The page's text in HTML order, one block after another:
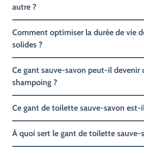
autre ?
Comment optimiser la durée de vie
solides ?
Ce gant sauve-savon peut-il devenir
shampoing ?
Ce gant de toilette sauve-savon est-
À quoi sert le gant de toilette sauve-